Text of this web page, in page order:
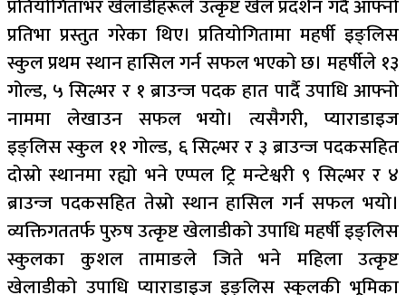
प्रतियोगिताभर खेलाडीहरूले उत्कृष्ट खेल प्रदर्शन गर्दै आफ्नो
प्रतिभा प्रस्तुत गरेका थिए। प्रतियोगितामा महर्षी इङ्लिस
स्कुल प्रथम स्थान हासिल गर्न सफल भएको छ। महर्षीले १३
गोल्ड, ५ सिल्भर र १ ब्राउन्ज पदक हात पार्दै उपाधि आफ्नो
नाममा लेखाउन सफल भयो। त्यसैगरी, प्याराडाइज
इङ्लिस स्कुल ११ गोल्ड, ६ सिल्भर र ३ ब्राउन्ज पदकसहित
दोस्रो स्थानमा रह्यो भने एप्पल ट्रि मन्टेश्वरी ९ सिल्भर र ४
ब्राउन्ज पदकसहित तेस्रो स्थान हासिल गर्न सफल भयो।
व्यक्तिगततर्फ पुरुष उत्कृष्ट खेलाडीको उपाधि महर्षी इङ्लिस
स्कुलका कुशल तामाङले जिते भने महिला उत्कृष्ट
खेलाडीको उपाधि प्याराडाइज इङ्लिस स्कुलकी भूमिका